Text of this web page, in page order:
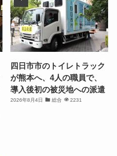
四日市市のトイレトラック
が熊本へ、4人の職員で、
導入後初の被災地への派遣
2026年8月4日 総合 2231